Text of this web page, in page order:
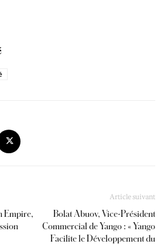
Empire,
Article suivant
Bolat Abuov, Vice-Président
Commercial de Yango : « Yango
Facilite le Développement du